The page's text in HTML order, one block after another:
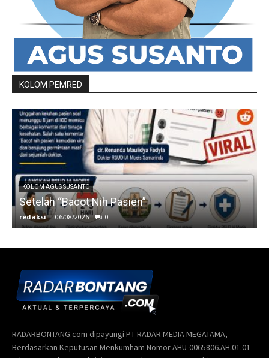
RADARBONTANG.com dipayungi PT RADAR MEDIA MEGATAMA,
Berdasarkan Keputusan Menkumham Nomor AHU-0065806.AH.01.01